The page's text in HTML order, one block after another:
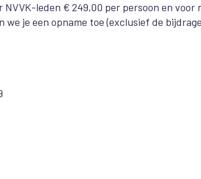
leden € 249,00 per persoon en voor
je een opname toe (exclusief de